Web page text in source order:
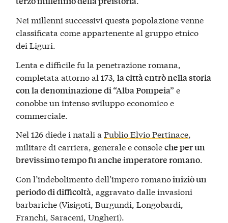
Nei millenni successivi questa popolazione venne
classificata come appartenente al gruppo etnico
dei Liguri.
Lenta e difficile fu la penetrazione romana,
completata attorno al 173,la città entrò nella storia
con la denominazione di “Alba Pompeia” e
conobbe un intenso sviluppo economico e
commerciale.
Nel 126 diede i natali aPublio Elvio Pertinace,
militare di carriera, generale e consoleche per un
brevissimo tempo fu anche imperatore romano.
Con l’indebolimento dell’impero romanoiniziò un
periodo di difficoltà, aggravato dalle invasioni
barbariche (Visigoti, Burgundi, Longobardi,
Franchi, Saraceni, Ungheri).